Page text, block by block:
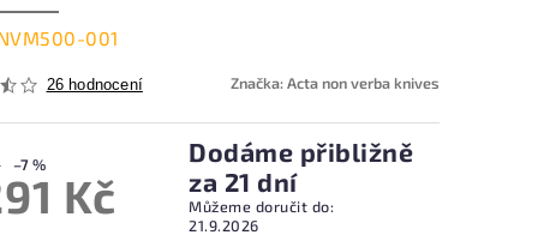
001
26 hodnocení Značka:Acta non verba knives
–7 %
Kč
Dodáme přibližně
za 21 dní
Můžeme doručit do:
21.9.2026